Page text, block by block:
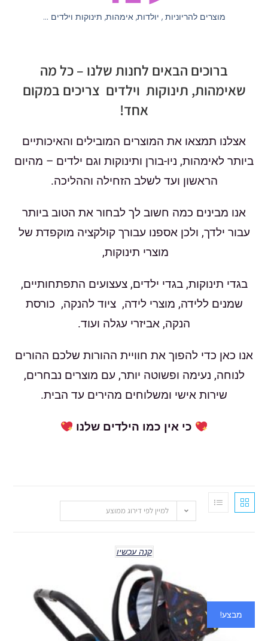
מוצרים להריוניות , יולדות, אימהות, תינוקות וילדים ...
ברוכים הבאים לחנות שלנו – כל מה
שאימהות, תינוקות וילדים צריכים במקום
אחד!
אצלנו תמצאו את המוצרים המובילים והאיכותיים
ביותר לאימהות, ניו-בורן ותינוקות וגם ילדים – מהיום
הראשון ועד לשלב הזחילה וההליכה.
אנו מבינים כמה חשוב לך לבחור את הטוב ביותר
עבור ילדך, ולכן אספנו עבורך קולקציה מוקפדת של
מוצרי תינוקות,
בגדי תינוקות, בגדי ילדים, צעצועים התפתחותיים,
שמנים ללידה, מוצרי לידה, ציוד להנקה, כורסת
הנקה, אביזרי עגלה ועוד.
אנו כאן כדי להפוך את חוויית ההורות שלכם ההורים
לנוחה, נעימה ופשוטה יותר, עם מוצרים נבחרים,
שירות אישי ומשלוחים מהירים עד הבית.
כי אין כמו הילדים שלנו
למיין לפי דירוג ממוצע
קנה עכשיו
מבצע!